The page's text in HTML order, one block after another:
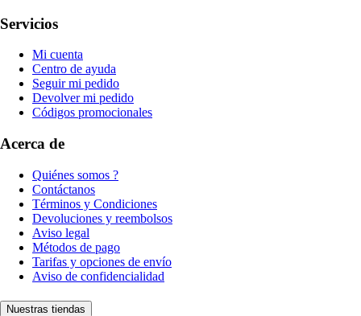
Servicios
Mi cuenta
Centro de ayuda
Seguir mi pedido
Devolver mi pedido
Códigos promocionales
Acerca de
Quiénes somos ?
Contáctanos
Términos y Condiciones
Devoluciones y reembolsos
Aviso legal
Métodos de pago
Tarifas y opciones de envío
Aviso de confidencialidad
Nuestras tiendas